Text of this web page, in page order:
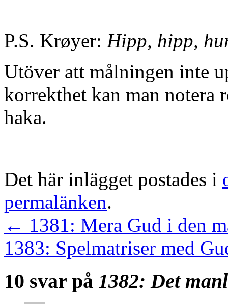
P.S. Krøyer: Hipp, hipp,
Utöver att målningen inte
korrekthet kan man notera
haka.
Det här inlägget postades i
permalänken.
← 1381: Mera Gud i den
1383: Spelmatriser med
10 svar på 1382: Det